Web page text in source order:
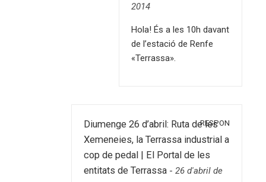
2014
Hola! És a les 10h davant
de l’estació de Renfe
«Terrassa».
Diumenge 26 d’abril: Ruta de les
Xemeneies, la Terrassa industrial a
cop de pedal | El Portal de les
entitats de Terrassa - 26 d'abril de
RESPON